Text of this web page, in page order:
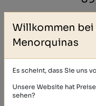
Willkommen bei
Menorquinas
Es scheint, dass Sie uns
Unsere Website hat
sehen?